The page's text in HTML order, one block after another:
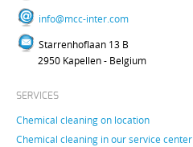
info@mcc-inter.com
Starrenhoflaan 13 B
2950 Kapellen - Belgium
SERVICES
Chemical cleaning on location
Chemical cleaning in our service center